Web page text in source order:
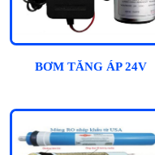
BƠM TĂNG ÁP 24V